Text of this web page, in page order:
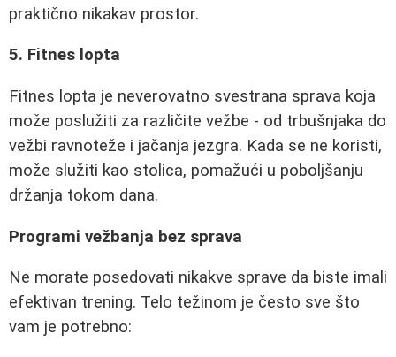
praktično nikakav prostor.
5. Fitnes lopta
Fitnes lopta je neverovatno svestrana sprava koja
može poslužiti za različite vežbe - od trbušnjaka do
vežbi ravnoteže i jačanja jezgra. Kada se ne koristi,
može služiti kao stolica, pomažući u poboljšanju
držanja tokom dana.
Programi vežbanja bez sprava
Ne morate posedovati nikakve sprave da biste imali
efektivan trening. Telo težinom je često sve što
vam je potrebno: